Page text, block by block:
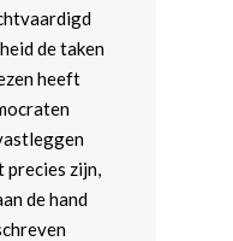
de taken
heeft
precies zijn,
de hand
Justitie
Europese Unie
Buitenlandse Zaken
Defensie en
Veiligheid